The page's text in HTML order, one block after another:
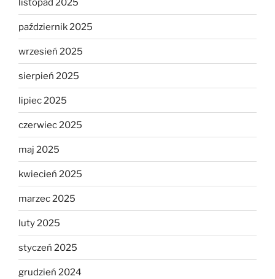
listopad 2025
październik 2025
wrzesień 2025
sierpień 2025
lipiec 2025
czerwiec 2025
maj 2025
kwiecień 2025
marzec 2025
luty 2025
styczeń 2025
grudzień 2024